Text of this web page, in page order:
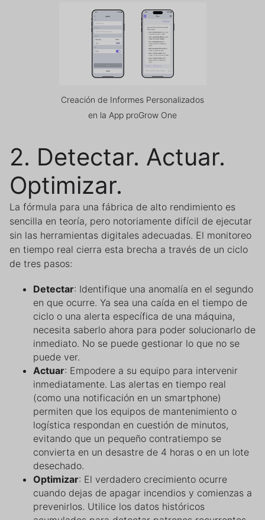
Creación de Informes Personalizados
en la App proGrow One
2. Detectar. Actuar.
Optimizar.
La fórmula para una fábrica de alto rendimiento es
sencilla en teoría, pero notoriamente difícil de ejecutar
sin las herramientas digitales adecuadas. El monitoreo
en tiempo real cierra esta brecha a través de un ciclo
de tres pasos:
Detectar: Identifique una anomalía en el segundo
en que ocurre. Ya sea una caída en el tiempo de
ciclo o una alerta específica de una máquina,
necesita saberlo ahora para poder solucionarlo de
inmediato. No se puede gestionar lo que no se
puede ver.
Actuar: Empodere a su equipo para intervenir
inmediatamente. Las alertas en tiempo real
(como una notificación en un smartphone)
permiten que los equipos de mantenimiento o
logística respondan en cuestión de minutos,
evitando que un pequeño contratiempo se
convierta en un desastre de 4 horas o en un lote
desechado.
Optimizar: El verdadero crecimiento ocurre
cuando dejas de apagar incendios y comienzas a
prevenirlos. Utilice los datos históricos